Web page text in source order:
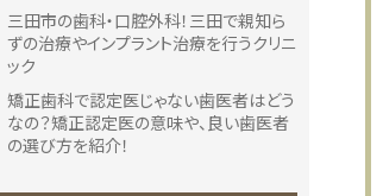
三田市の歯科・口腔外科！三田で親知ら
ずの治療やインプラント治療を行うクリニ
ック
矯正歯科で認定医じゃない歯医者はどう
なの？矯正認定医の意味や、良い歯医者
の選び方を紹介！